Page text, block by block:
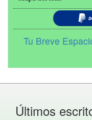
Tu Breve
Últimos